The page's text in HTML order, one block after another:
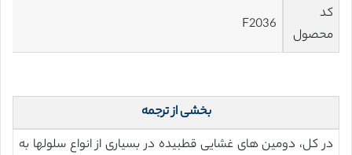
کد
محصول
F2036
بخشی از ترجمه
در کل، دومین های غشایی قطبیده در بسیاری از انواع سلولها به